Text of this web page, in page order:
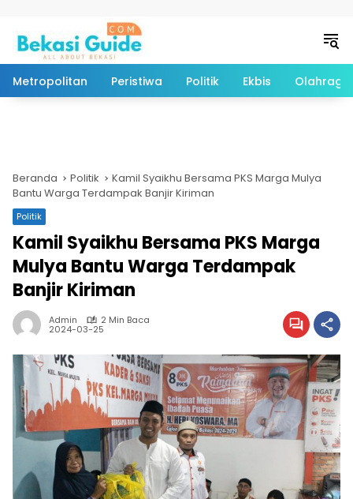
Metropolitan Peristiwa Politik Ekbis Olahraga
Beranda Politik
Kamil Syaikhu Bersama PKS Marga Mulya
Bantu Warga Terdampak Banjir Kiriman
Politik
Kamil Syaikhu Bersama PKS Marga
Mulya Bantu Warga Terdampak
Banjir Kiriman
Admin 2 Min Baca
2024-03-25